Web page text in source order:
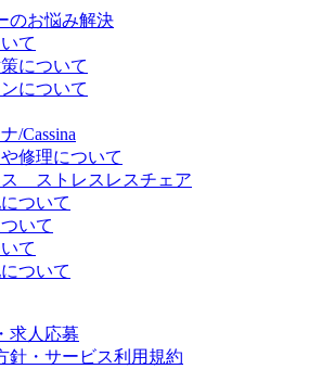
のお悩み解決
て
について
について
/Cassina
修理について
ス ストレスレスチェア
ついて
いて
て
ついて
求人応募
針・サービス利用規約